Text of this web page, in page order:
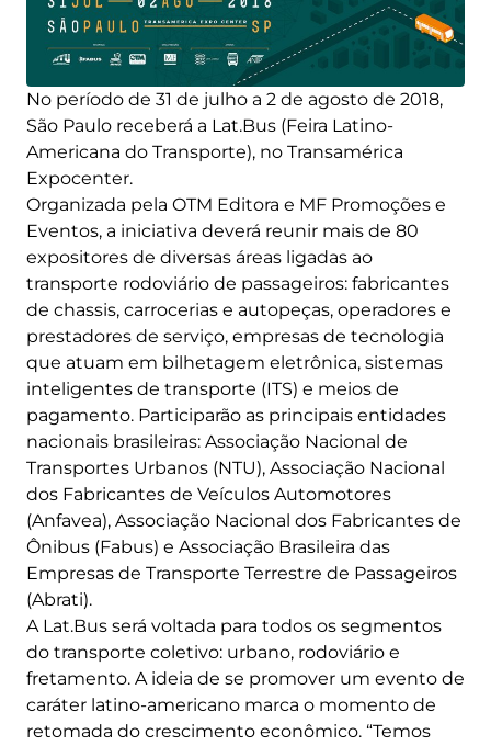
No período de 31 de julho a 2 de agosto de 2018,
São Paulo receberá a Lat.Bus (Feira Latino-
Americana do Transporte), no Transamérica
Expocenter.
Organizada pela OTM Editora e MF Promoções e
Eventos, a iniciativa deverá reunir mais de 80
expositores de diversas áreas ligadas ao
transporte rodoviário de passageiros: fabricantes
de chassis, carrocerias e autopeças, operadores e
prestadores de serviço, empresas de tecnologia
que atuam em bilhetagem eletrônica, sistemas
inteligentes de transporte (ITS) e meios de
pagamento. Participarão as principais entidades
nacionais brasileiras: Associação Nacional de
Transportes Urbanos (NTU), Associação Nacional
dos Fabricantes de Veículos Automotores
(Anfavea), Associação Nacional dos Fabricantes de
Ônibus (Fabus) e Associação Brasileira das
Empresas de Transporte Terrestre de Passageiros
(Abrati).
A Lat.Bus será voltada para todos os segmentos
do transporte coletivo: urbano, rodoviário e
fretamento. A ideia de se promover um evento de
caráter latino-americano marca o momento de
retomada do crescimento econômico. “Temos